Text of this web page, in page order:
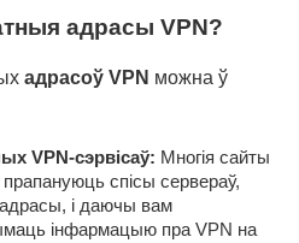
адрасы VPN?
адрасоў VPN можна ў
VPN-сэрвісаў: Многія сайты
спісы сервераў,
і даючы вам
інфармацыю пра VPN на